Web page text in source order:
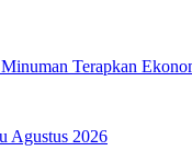
Terapkan
Agustus 2026